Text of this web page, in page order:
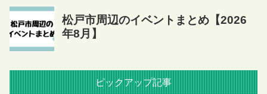
ピックアップ記事